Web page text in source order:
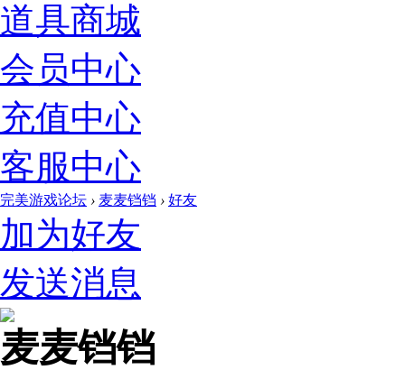
道具商城
会员中心
充值中心
客服中心
完美游戏论坛 › 麦麦铛铛 › 好友
加为好友
发送消息
麦麦铛铛